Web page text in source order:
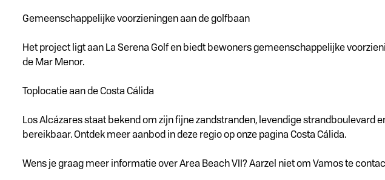
Gemeenschappelijke voorzieningen aan de golfbaan
Het project ligt aan La Serena Golf en biedt bewoners gemeenschappelijke
de Mar Menor.
Toplocatie aan de Costa Cálida
Los Alcázares staat bekend om zijn fijne zandstranden, levendige
bereikbaar. Ontdek meer aanbod in deze regio op onze pagina Costa Cálida.
Wens je graag meer informatie over Area Beach VII? Aarzel niet om Vamos te